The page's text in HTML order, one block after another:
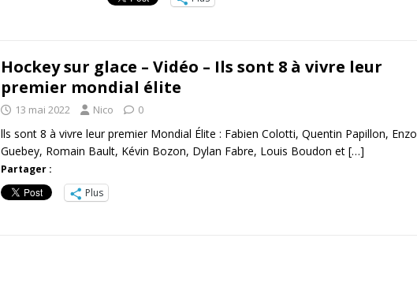
Hockey sur glace – Vidéo – Ils sont 8 à vivre leur
premier mondial élite
13 mai 2022 Nico 0
lls sont 8 à vivre leur premier Mondial Élite : Fabien Colotti, Quentin Papillon, Enzo
Guebey, Romain Bault, Kévin Bozon, Dylan Fabre, Louis Boudon et […]
Partager :
Plus